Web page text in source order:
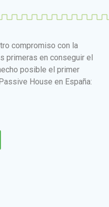
compromiso con la
primeras en conseguir el
posible el primer
House en España: